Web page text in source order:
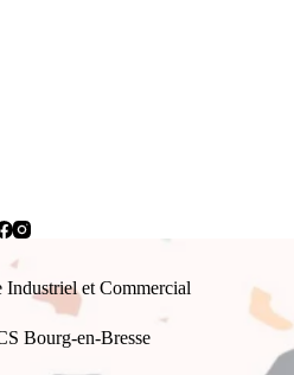
Industriel et Commercial
Bourg-en-Bresse